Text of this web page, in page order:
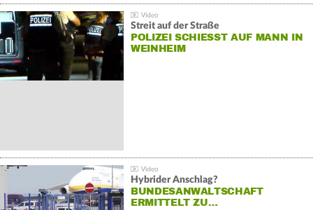
Streit auf der Straße
POLIZEI SCHIESST AUF MANN IN W
EINHEIM
Hybrider Anschlag?
BUNDESANWALTSCHAFT
ERMITTELT ZU…